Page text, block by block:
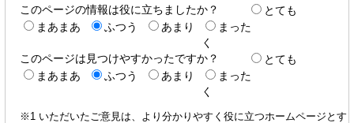
このページの情報は役に立ちましたか？
とても
まあまあ
ふつう あまり
まった
く
このページは見つけやすかったですか？
とても
まあまあ
ふつう あまり
まった
く
※1 いただいたご意見は、より分かりやすく役に立つホームページとす